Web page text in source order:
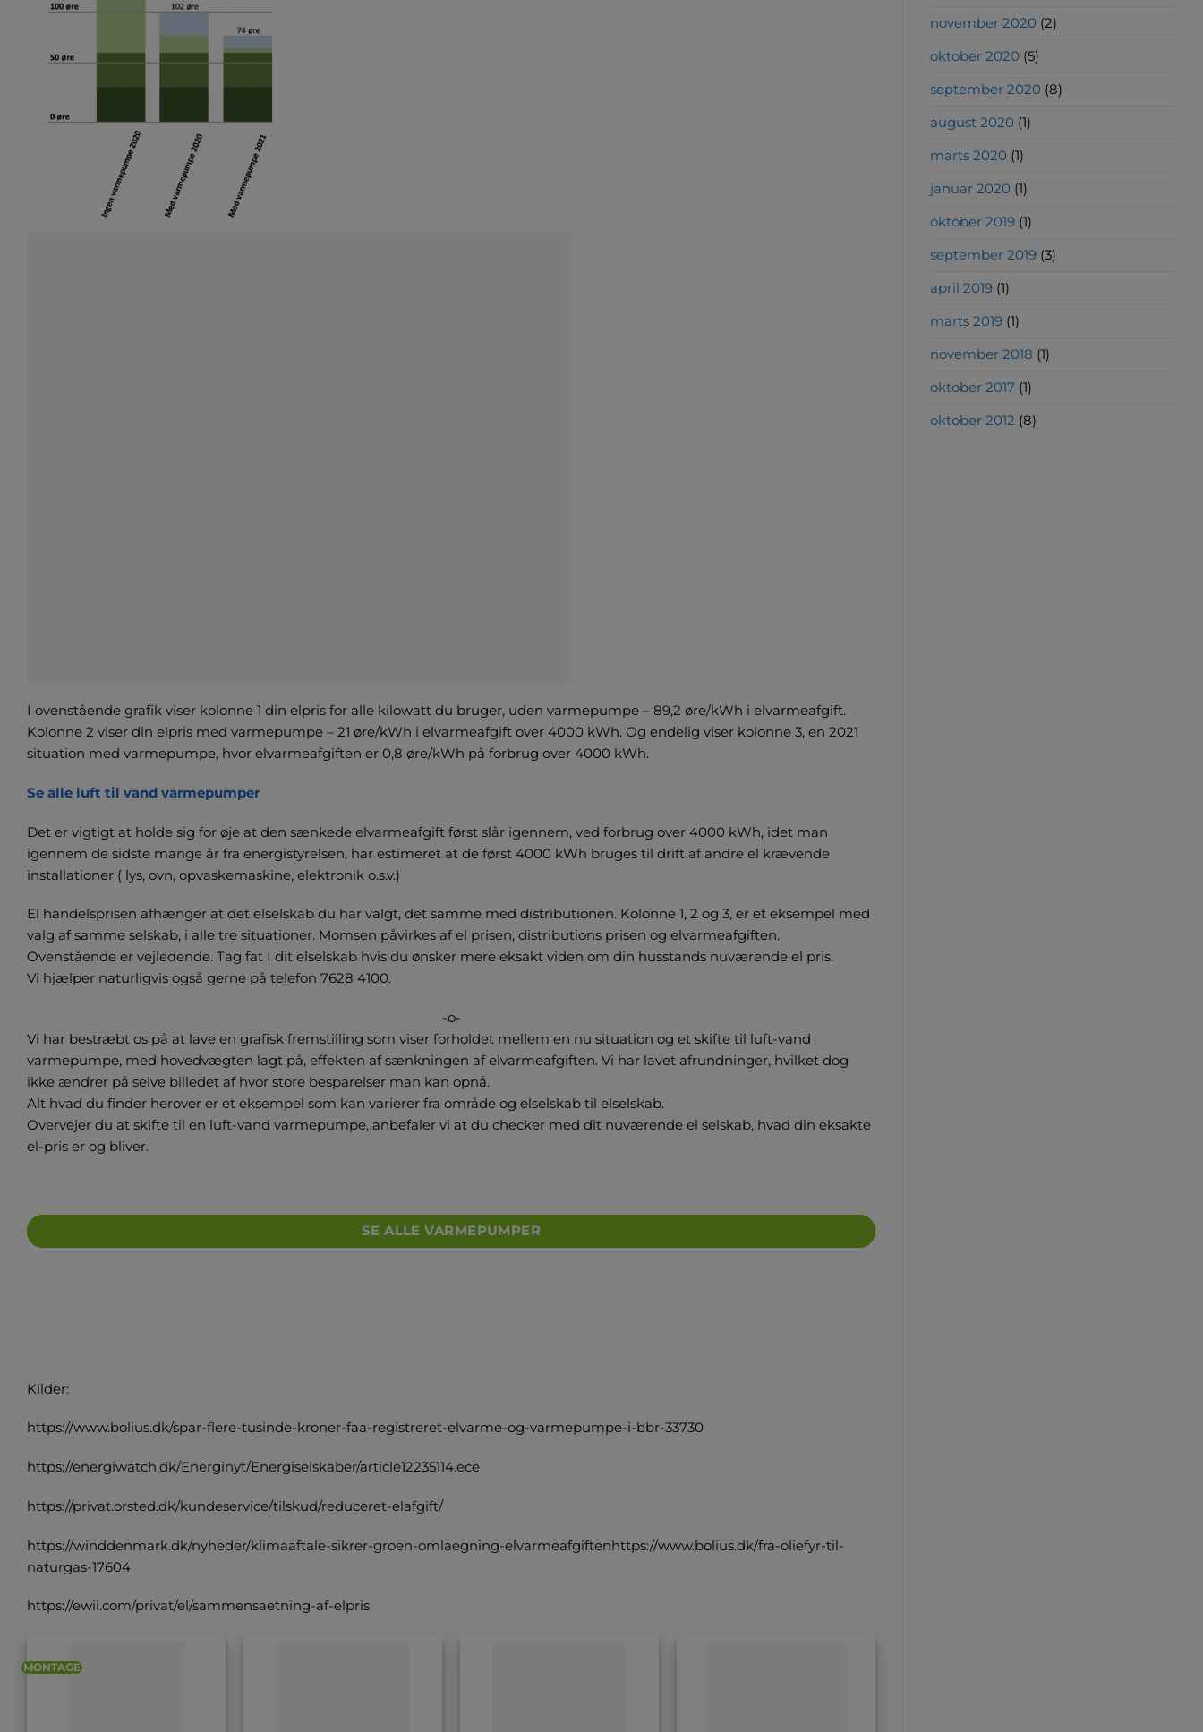
I ovenstående grafik viser kolonne 1 din elpris for alle kilowatt du bruger, uden varmepumpe – 89,2 øre/kWh i elvarmeafgift.
Kolonne 2 viser din elpris med varmepumpe – 21 øre/kWh i elvarmeafgift over 4000 kWh. Og endelig viser kolonne 3, en 2021
situation med varmepumpe, hvor elvarmeafgiften er 0,8 øre/kWh på forbrug over 4000 kWh.
Se alle luft til vand varmepumper
Det er vigtigt at holde sig for øje at den sænkede elvarmeafgift først slår igennem, ved forbrug over 4000 kWh, idet man
igennem de sidste mange år fra energistyrelsen, har estimeret at de først 4000 kWh bruges til drift af andre el krævende
installationer ( lys, ovn, opvaskemaskine, elektronik o.s.v.)
El handelsprisen afhænger at det elselskab du har valgt, det samme med distributionen. Kolonne 1, 2 og 3, er et eksempel med
valg af samme selskab, i alle tre situationer. Momsen påvirkes af el prisen, distributions prisen og elvarmeafgiften.
Ovenstående er vejledende. Tag fat I dit elselskab hvis du ønsker mere eksakt viden om din husstands nuværende el pris.
Vi hjælper naturligvis også gerne på telefon 7628 4100.
-o-
Vi har bestræbt os på at lave en grafisk fremstilling som viser forholdet mellem en nu situation og et skifte til luft-vand
varmepumpe, med hovedvægten lagt på, effekten af sænkningen af elvarmeafgiften. Vi har lavet afrundninger, hvilket dog
ikke ændrer på selve billedet af hvor store besparelser man kan opnå.
Alt hvad du finder herover er et eksempel som kan varierer fra område og elselskab til elselskab.
Overvejer du at skifte til en luft-vand varmepumpe, anbefaler vi at du checker med dit nuværende el selskab, hvad din eksakte
el-pris er og bliver.
SE ALLE VARMEPUMPER
Kilder:
https://www.bolius.dk/spar-flere-tusinde-kroner-faa-registreret-elvarme-og-varmepumpe-i-bbr-33730
https://energiwatch.dk/Energinyt/Energiselskaber/article12235114.ece
https://privat.orsted.dk/kundeservice/tilskud/reduceret-elafgift/
https://winddenmark.dk/nyheder/klimaaftale-sikrer-groen-omlaegning-elvarmeafgiftenhttps://www.bolius.dk/fra-oliefyr-til-
naturgas-17604
https://ewii.com/privat/el/sammensaetning-af-elpris
MONTAGE
november 2020 (2)
oktober 2020 (5)
september 2020 (8)
august 2020 (1)
marts 2020 (1)
januar 2020 (1)
oktober 2019 (1)
september 2019 (3)
april 2019 (1)
marts 2019 (1)
november 2018 (1)
oktober 2017 (1)
oktober 2012 (8)